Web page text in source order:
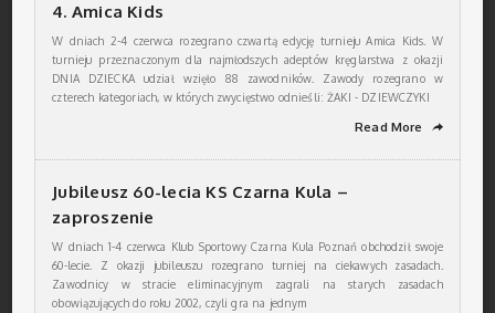
4. Amica Kids
W dniach 2-4 czerwca rozegrano czwartą edycję turnieju Amica Kids. W
turnieju przeznaczonym dla najmłodszych adeptów kręglarstwa z okazji
DNIA DZIECKA udział wzięło 88 zawodników. Zawody rozegrano w
czterech kategoriach, w których zwycięstwo odnieśli: ŻAKI - DZIEWCZYKI
Read More ➦
Jubileusz 60-lecia KS Czarna Kula –
zaproszenie
W dniach 1-4 czerwca Klub Sportowy Czarna Kula Poznań obchodził swoje
60-lecie. Z okazji jubileuszu rozegrano turniej na ciekawych zasadach.
Zawodnicy w stracie eliminacyjnym zagrali na starych zasadach
obowiązujących do roku 2002, czyli gra na jednym